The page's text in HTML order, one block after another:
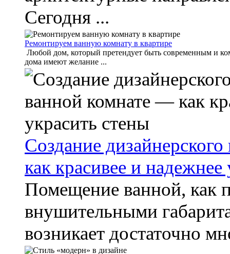
Сегодня ...
Ремонтируем ванную комнату в квартире
Любой дом, который претендует быть современным и
дома имеют желание ...
Создание
как красивее и надежнее
Помещение ванной, как
внушительными
возникает достаточно